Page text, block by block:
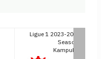
Ligue 1 2023-2024 -
Season
Kampuke 8